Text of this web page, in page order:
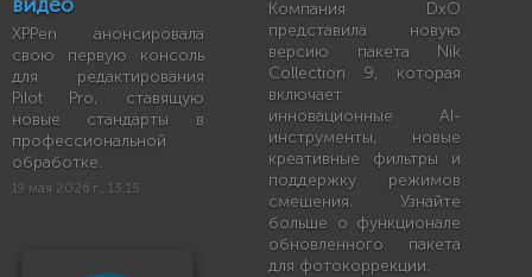
XPPen анонсировала
свою первую консоль
для редактирования
Pilot Pro, ставящую
новые стандарты в
профессиональной
обработке.
19 мая 2026 г., 13:15
Компания DxO
представила новую
версию пакета Nik
Collection 9, которая
включает
инновационные AI-
инструменты, новые
креативные фильтры и
поддержку режимов
смешения. Узнайте
больше о функционале
обновленного пакета
для фотокоррекции.